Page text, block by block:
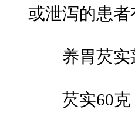
或泄泻的患
养胃芡实
芡实60克，